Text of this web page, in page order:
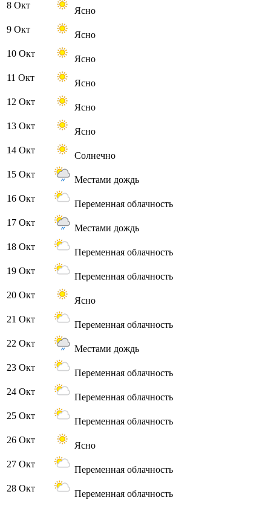
8 Окт
Ясно
9 Окт
Ясно
10 Окт
Ясно
11 Окт
Ясно
12 Окт
Ясно
13 Окт
Ясно
14 Окт
Солнечно
15 Окт
Местами дождь
16 Окт
Переменная облачность
17 Окт
Местами дождь
18 Окт
Переменная облачность
19 Окт
Переменная облачность
20 Окт
Ясно
21 Окт
Переменная облачность
22 Окт
Местами дождь
23 Окт
Переменная облачность
24 Окт
Переменная облачность
25 Окт
Переменная облачность
26 Окт
Ясно
27 Окт
Переменная облачность
28 Окт
Переменная облачность